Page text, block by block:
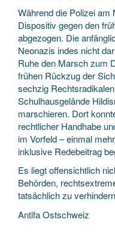
Während die Polizei am
Dispositiv gegen den
abgezogen. Die
Neonazis indes nicht
Ruhe den Marsch zum
frühen Rückzug der
sechzig
Schulhausgelände
marschieren. Dort
rechtlicher Handhabe
im Vorfeld – einmal
inklusive Redebeitrag
Es liegt offensichtlich
Behörden,
tatsächlich zu
Antifa Ostschweiz